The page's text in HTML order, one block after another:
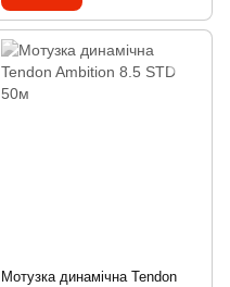
Мотузка динамічна Tendon